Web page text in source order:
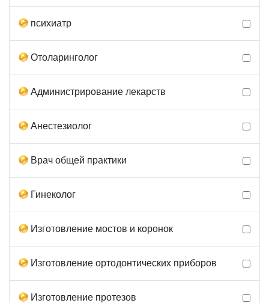
психиатр
Отоларинголог
Администрирование лекарств
Анестезиолог
Врач общей практики
Гинеколог
Изготовление мостов и коронок
Изготовление ортодонтических приборов
Изготовление протезов